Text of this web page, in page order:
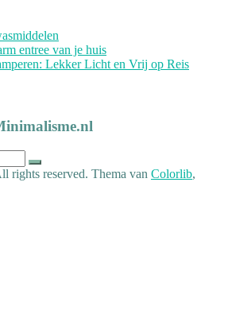
entree van je huis
Lekker Licht en Vrij op Reis
rights reserved. Thema van Colorlib,